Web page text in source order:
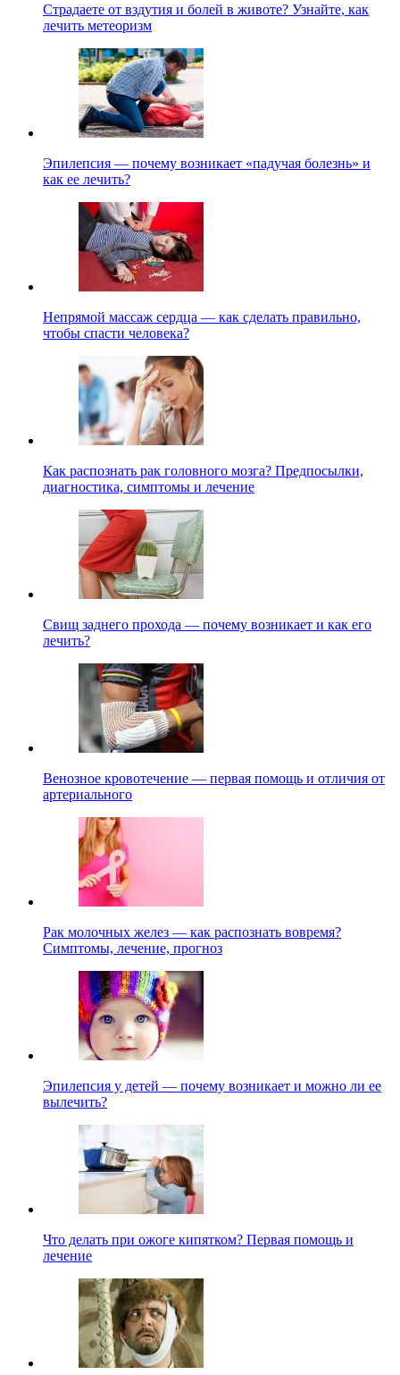
Страдаете от вздутия и болей в животе? Узнайте, как
лечить метеоризм
Эпилепсия — почему возникает «падучая болезнь» и
как ее лечить?
Непрямой массаж сердца — как сделать правильно,
чтобы спасти человека?
Как распознать рак головного мозга? Предпосылки,
диагностика, симптомы и лечение
Свищ заднего прохода — почему возникает и как его
лечить?
Венозное кровотечение — первая помощь и отличия от
артериального
Рак молочных желез — как распознать вовремя?
Симптомы, лечение, прогноз
Эпилепсия у детей — почему возникает и можно ли ее
вылечить?
Что делать при ожоге кипятком? Первая помощь и
лечение